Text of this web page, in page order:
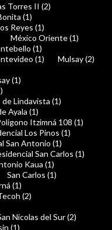
Torres II (2)
(1)
Reyes (1)
México Oriente (1)
(1)
(1)
Mulsay (2)
(1)
Lindavista (1)
Ayala (1)
Itzimná 108 (1)
Los Pinos (1)
San Antonio (1)
San Carlos (1)
Kaua (1)
San Carlos (1)
(1)
(2)
Nicolas del Sur (2)
(1)